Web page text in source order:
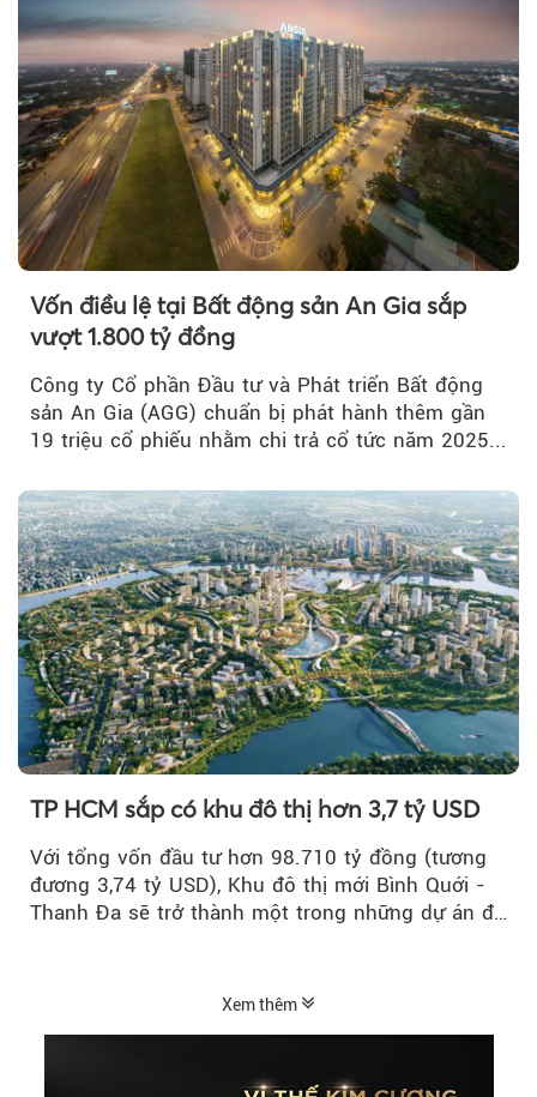
Vốn điều lệ tại Bất động sản An Gia sắp
vượt 1.800 tỷ đồng
Công ty Cổ phần Đầu tư và Phát triển Bất động
sản An Gia (AGG) chuẩn bị phát hành thêm gần
19 triệu cổ phiếu nhằm chi trả cổ tức năm 2025...
TP HCM sắp có khu đô thị hơn 3,7 tỷ USD
Với tổng vốn đầu tư hơn 98.710 tỷ đồng (tương
đương 3,74 tỷ USD), Khu đô thị mới Bình Quới -
Thanh Đa sẽ trở thành một trong những dự án đô
Xem thêm